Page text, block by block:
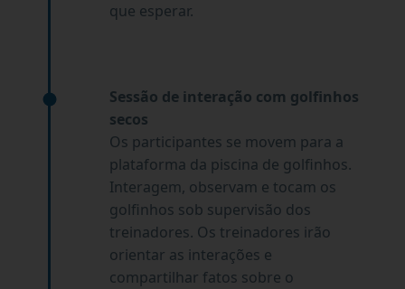
que esperar.
Sessão de interação com golfinhos
secos
Os participantes se movem para a
plataforma da piscina de golfinhos.
Interagem, observam e tocam os
golfinhos sob supervisão dos
treinadores. Os treinadores irão
orientar as interações e
compartilhar fatos sobre o